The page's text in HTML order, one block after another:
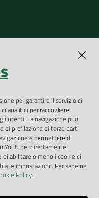
per garantire il servizio di
analitici per raccogliere
utenti. La navigazione può
di profilazione di terze parti,
e permettere di
Youtube, direttamente
abilitare o meno i cookie di
le impostazioni". Per saperne
Policy..